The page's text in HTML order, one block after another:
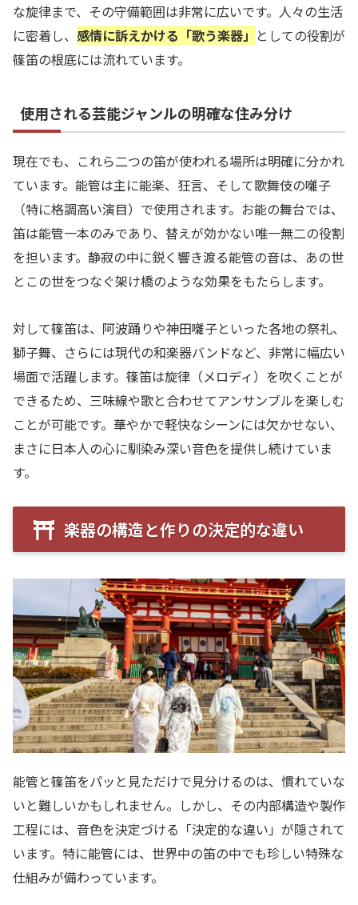
な旋律まで、その守備範囲は非常に広いです。人々の生活
に密着し、 感情に訴えかける「歌う楽器」 としての役割が
篠笛の根底には流れています。
使用される芸能ジャンルの明確な住み分け
現在でも、これら二つの笛が使われる場所は明確に分かれ
ています。能管は主に能楽、狂言、そして歌舞伎の囃子
（特に格調高い演目）で使用されます。お能の舞台では、
笛は能管一本のみであり、替えが効かない唯一無二の役割
を担います。静寂の中に鋭く響き渡る能管の音は、あの世
とこの世をつなぐ架け橋のような効果をもたらします。
対して篠笛は、阿波踊りや神田囃子といった各地の祭礼、
獅子舞、さらには現代の和楽器バンドなど、非常に幅広い
場面で活躍します。篠笛は旋律（メロディ）を吹くことが
できるため、三味線や歌と合わせてアンサンブルを楽しむ
ことが可能です。華やかで軽快なシーンには欠かせない、
まさに日本人の心に馴染み深い音色を提供し続けていま
す。
楽器の構造と作りの決定的な違い
能管と篠笛をパッと見ただけで見分けるのは、慣れていな
いと難しいかもしれません。しかし、その内部構造や製作
工程には、音色を決定づける「決定的な違い」が隠されて
います。特に能管には、世界中の笛の中でも珍しい特殊な
仕組みが備わっています。